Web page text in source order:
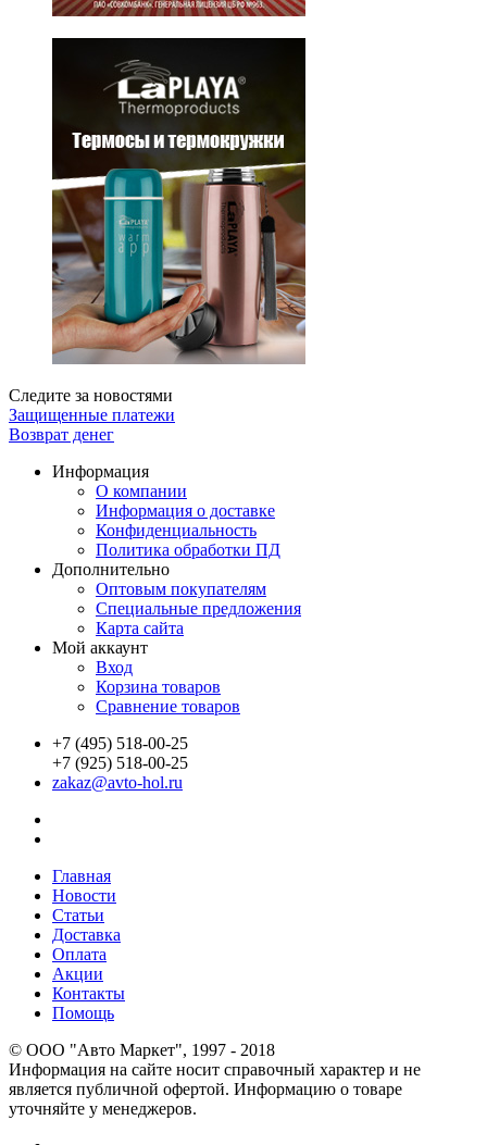
Следите за новостями
Защищенные платежи
Возврат денег
Информация
О компании
Информация о доставке
Конфиденциальность
Политика обработки ПД
Дополнительно
Оптовым покупателям
Специальные предложения
Карта сайта
Мой аккаунт
Вход
Корзина товаров
Сравнение товаров
+7 (495) 518-00-25
+7 (925) 518-00-25
zakaz@avto-hol.ru
Главная
Новости
Статьи
Доставка
Оплата
Акции
Контакты
Помощь
© OOO "Авто Маркет", 1997 - 2018
Информация на сайте носит справочный характер и не
является публичной офертой. Информацию о товаре
уточняйте у менеджеров.